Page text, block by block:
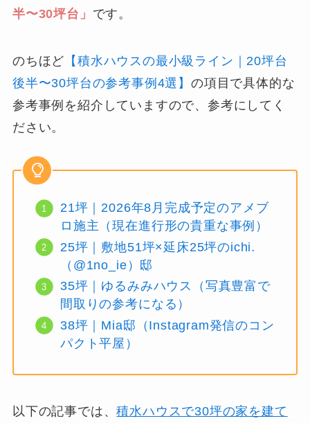
半〜30坪台」 です。
のちほど 【積水ハウスの最小級ライン｜20坪台
後半〜30坪台の参考事例4選】の項目で具体的な
参考事例を紹介していますので、参考にしてく
ださい。
21坪｜2026年8月完成予定のアメブ
ロ施主（現在進行形の貴重な事例）
25坪｜敷地51坪×延床25坪のichi.
（@1no_ie）邸
35坪｜ゆるみみハウス（写真豊富で
間取りの参考になる）
38坪｜Mia邸（Instagram発信のコン
パクト平屋）
以下の記事では、積水ハウスで30坪の家を建て